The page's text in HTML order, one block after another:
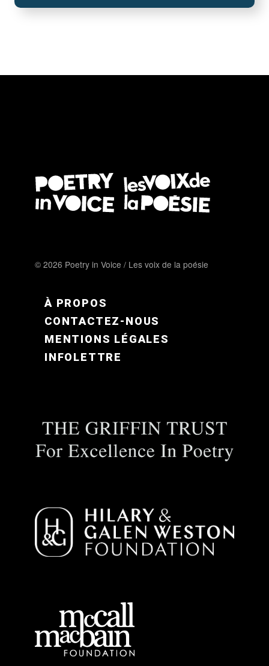
© 2026 Poetry in Voice / Les voix de la poésie
FOOTER MENU FR
À PROPOS
CONTACTEZ-NOUS
MENTIONS LÉGALES
INFOLETTRE